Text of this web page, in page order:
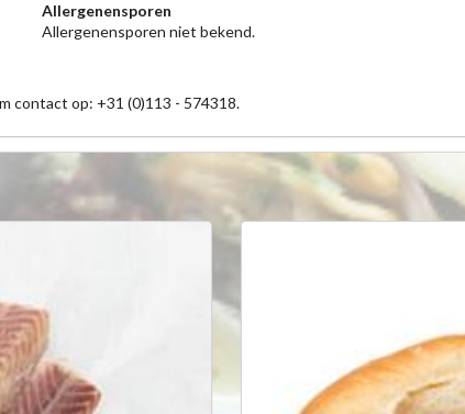
Allergenensporen
Allergenensporen niet bekend.
contact op: +31 (0)113 - 574318.